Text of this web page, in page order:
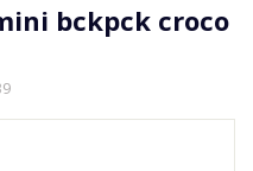
bckpck croco